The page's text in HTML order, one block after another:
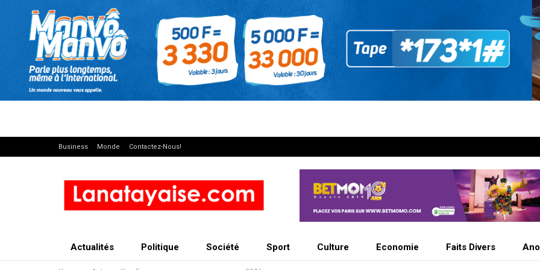
Business Monde Contactez-Nous!
Actualités Politique Société Sport Culture Economie Faits Divers